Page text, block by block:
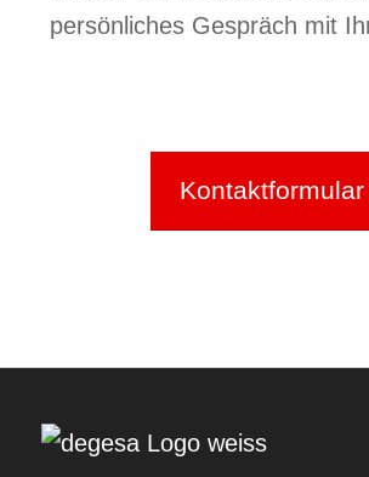
persönliches Gespräch mit
Kontaktformular